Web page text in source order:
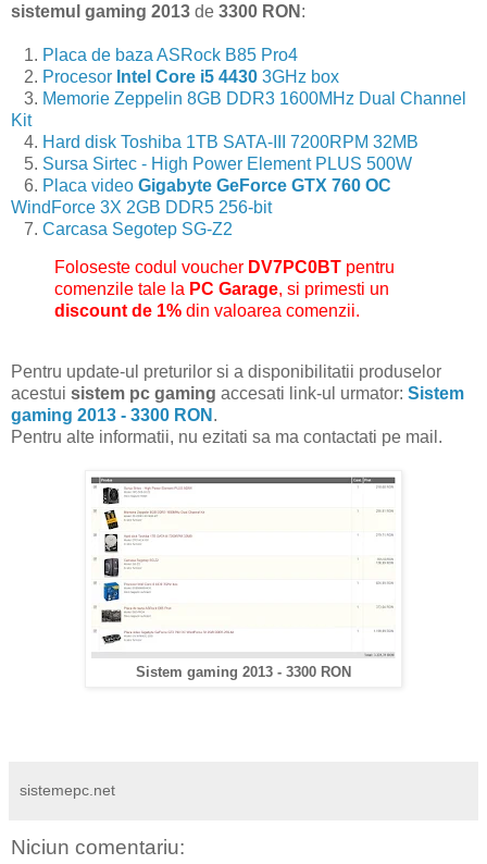
sistemul gaming 2013 de 3300 RON :
1. Placa de baza ASRock B85 Pro4
2. Procesor Intel Core i5 4430 3GHz box
3. Memorie Zeppelin 8GB DDR3 1600MHz Dual Channel
Kit
4. Hard disk Toshiba 1TB SATA-III 7200RPM 32MB
5. Sursa Sirtec - High Power Element PLUS 500W
6. Placa video Gigabyte GeForce GTX 760 OC
WindForce 3X 2GB DDR5 256-bit
7. Carcasa Segotep SG-Z2
Foloseste codul voucher DV7PC0BT pentru
comenzile tale la PC Garage, si primesti un
discount de 1% din valoarea comenzii.
Pentru update-ul preturilor si a disponibilitatii produselor
acestui sistem pc gaming accesati link-ul urmator: Sistem
gaming 2013 - 3300 RON .
Pentru alte informatii, nu ezitati sa ma contactati pe mail.
Sistem gaming 2013 - 3300 RON
sistemepc.net
Niciun comentariu: